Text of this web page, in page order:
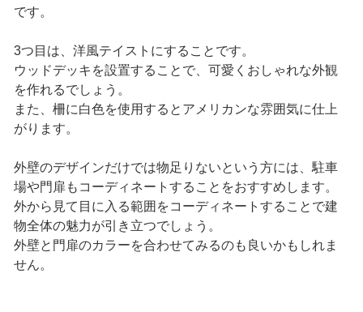
です。
3つ目は、洋風テイストにすることです。
ウッドデッキを設置することで、可愛くおしゃれな外観
を作れるでしょう。
また、柵に白色を使用するとアメリカンな雰囲気に仕上
がります。
外壁のデザインだけでは物足りないという方には、駐車
場や門扉もコーディネートすることをおすすめします。
外から見て目に入る範囲をコーディネートすることで建
物全体の魅力が引き立つでしょう。
外壁と門扉のカラーを合わせてみるのも良いかもしれま
せん。